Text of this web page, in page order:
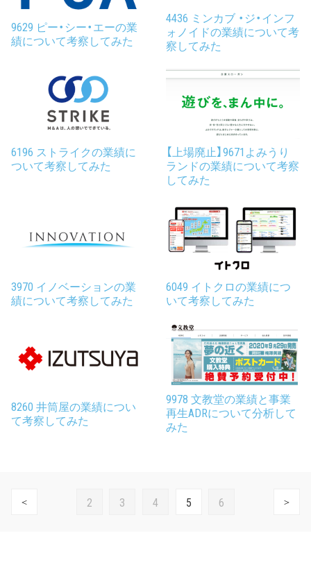
9629 ピー・シー・エーの業
績について考察してみた
4436 ミンカブ ・ジ・インフ
ォノイドの業績について考
察してみた
6196 ストライクの業績に
ついて考察してみた
【上場廃止】9671よみうり
ランドの業績について考察
してみた
3970 イノベーションの業
績について考察してみた
6049 イトクロの業績につ
いて考察してみた
8260 井筒屋の業績につい
て考察してみた
9978 文教堂の業績と事業
再生ADRについて分析して
みた
＜ 2 3 4 5 6 ＞